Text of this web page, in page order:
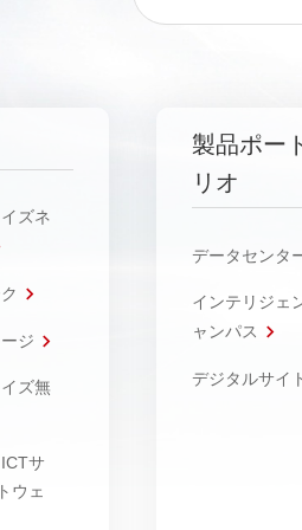
ズネ
ジ
ズ無
サ
ウェ
製品ポー
リオ
データセンタ
インテリジェ
ャンパス
デジタルサイ